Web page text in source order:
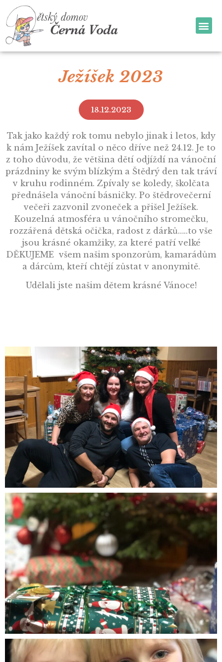
Ježíšek 2023
18.12.2023
Tak jako každý rok tomu nebylo jinak i letos, kdy
k nám Ježíšek zavítal o něco dříve než 24.12. Je to
z toho důvodu, že většina dětí odjíždí na vánoční
prázdniny ke svým blízkým a Štědrý den tak tráví
v kruhu rodinném. Zpívaly se koledy, školčata
přednášela vánoční básničky. Po štědrovečerní
večeři zazvonil zvoneček a přišel Ježíšek.
Kouzelná atmosféra u vánočního stromečku,
rozzářená dětská očička, radost z dárků…..to vše
jsou krásné okamžiky, za které patří velké
DĚKUJEME všem našim sponzorům, kamarádům
a dárcům, kteří chtějí zůstat v anonymitě.
Udělali jste našim dětem krásné Vánoce!